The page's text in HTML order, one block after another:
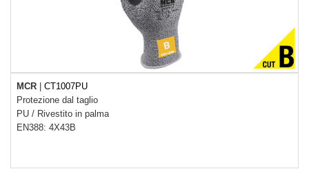
MCR |CT1007PU
Protezione dal taglio
PU / Rivestito in palma
EN388: 4X43B